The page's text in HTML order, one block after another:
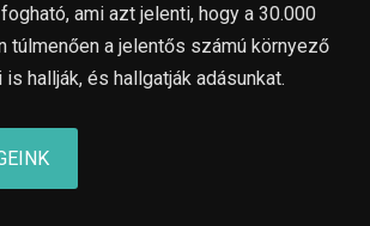
ami azt jelenti, hogy a 30.000
túlmenően a jelentős számú környező
hallják, és hallgatják adásunkat.